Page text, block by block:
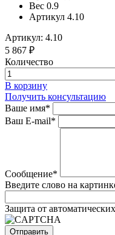
Вес 0.9
Артикул 4.10
Артикул: 4.10
5 867 ₽
Количество
В корзину
Получить консультацию
Ваше имя*
Ваш E-mail*
Сообщение*
Введите слово на
Защита от